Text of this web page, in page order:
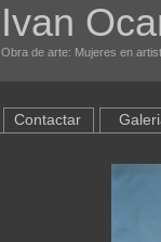
Ivan
Obra de arte: Mujeres en
Contactar